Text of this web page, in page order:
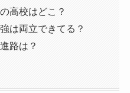
高校はどこ？
は両立できてる？
路は？